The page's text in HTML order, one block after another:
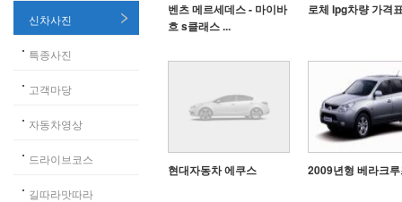
신차사진
특종사진
고객마당
자동차영상
드라이브코스
길따라맛따라
벤츠 메르세데스 - 마이바
흐 s클래스 ...
로체 lpg차량 가격
현대자동차 에쿠스 2009년형 베라크